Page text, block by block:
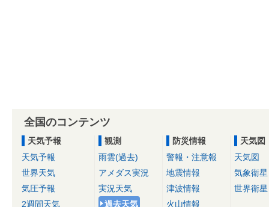
全国のコンテンツ
天気予報
天気予報
世界天気
気圧予報
2週間天気
観測
雨雲(過去)
アメダス実況
実況天気
過去天気
防災情報
警報・注意報
地震情報
津波情報
火山情報
天気図
天気図
気象衛星
世界衛星